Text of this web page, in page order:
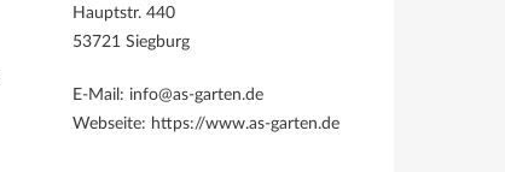
Hauptstr. 440
53721 Siegburg
E-Mail: info@as-garten.de
Webseite: https://www.as-garten.de